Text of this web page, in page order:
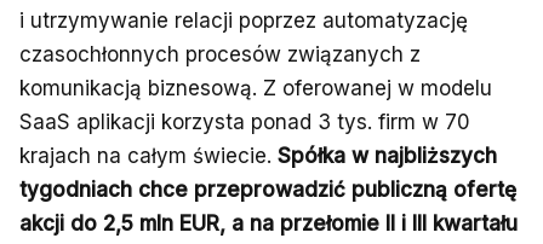
i utrzymywanie relacji poprzez automatyzację
czasochłonnych procesów związanych z
komunikacją biznesową. Z oferowanej w modelu
SaaS aplikacji korzysta ponad 3 tys. firm w 70
krajach na całym świecie. Spółka w najbliższych
tygodniach chce przeprowadzić publiczną ofertę
akcji do 2,5 mln EUR, a na przełomie II i III kwartału